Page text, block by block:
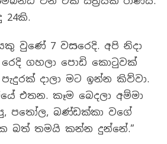
වුණේ 7 වසරෙදි. අපි නිදා
ගහලා පොඩි කොටුවක්
දාලා මට ඉන්න කිව්වා.
එතන. කෑම බෙදලා අම්මා
පතෝල, බණ්ඩක්කා වගේ
බත් තමයි කන්න දුන්නේ.”